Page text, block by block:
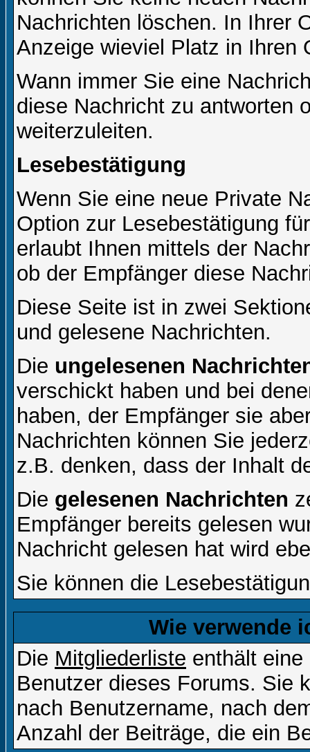
Nachrichten löschen. In Ihrer
Anzeige wieviel Platz in Ihren
Wann immer Sie eine
diese Nachricht zu antworten
weiterzuleiten.
Lesebestätigung
Wenn Sie eine neue Private
Option zur Lesebestätigung
erlaubt Ihnen mittels der
ob der Empfänger diese
Diese Seite ist in zwei
und gelesene Nachrichten.
Die ungelesenen
verschickt haben und bei
haben, der Empfänger sie
Nachrichten können Sie
z.B. denken, dass der Inhalt
Die gelesenen Nachrichten
Empfänger bereits gelesen
Nachricht gelesen hat wird
Sie können die
Wie verwende
Die Mitgliederliste enthält
Benutzer dieses Forums. Sie
nach Benutzername, nach
Anzahl der Beiträge, die ein